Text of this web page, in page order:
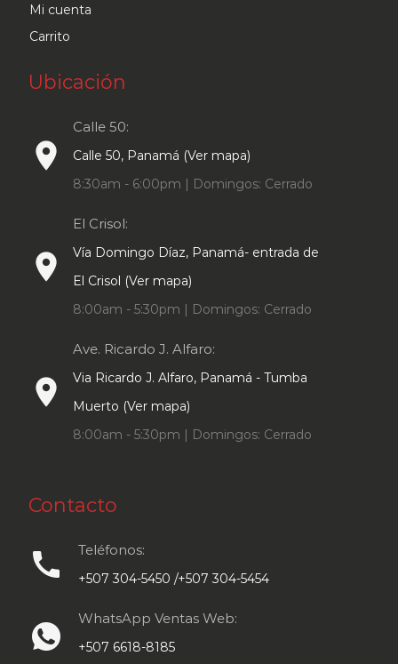
Mi cuenta
Carrito
Ubicación
place
Calle 50:
Calle 50, Panamá (Ver mapa)
8:30am - 6:00pm | Domingos: Cerrado
place
El Crisol:
Vía Domingo Díaz, Panamá- entrada de
El Crisol (Ver mapa)
8:00am - 5:30pm | Domingos: Cerrado
place
Ave. Ricardo J. Alfaro:
Via Ricardo J. Alfaro, Panamá - Tumba
Muerto (Ver mapa)
8:00am - 5:30pm | Domingos: Cerrado
Contacto
call Teléfonos:
+507 304-5450 /+507 304-5454
WhatsApp Ventas Web:
+507 6618-8185